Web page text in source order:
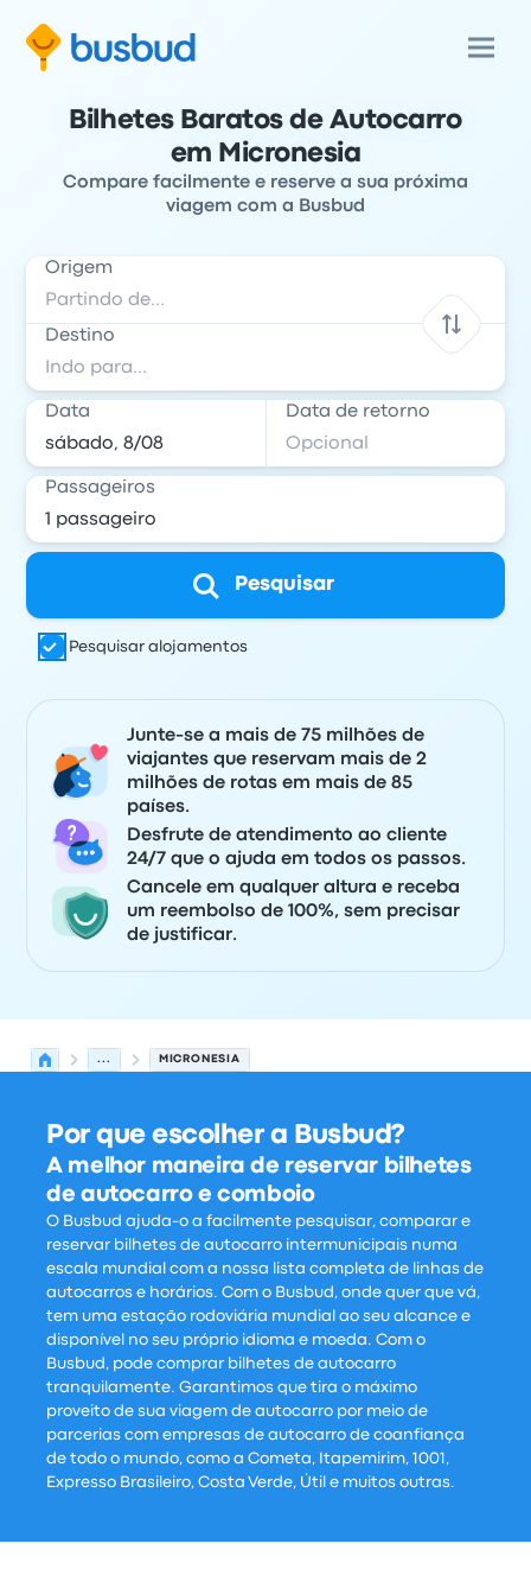
Bilhetes Baratos de Autocarro
em Micronesia
Compare facilmente e reserve a sua próxima
viagem com a Busbud
Origem
Destino
Data Data de retorno
Passageiros
Pesquisar
Pesquisar alojamentos
Junte-se a mais de 75 milhões de
viajantes que reservam mais de 2
milhões de rotas em mais de 85
países.
Desfrute de atendimento ao cliente
24/7 que o ajuda em todos os passos.
Cancele em qualquer altura e receba
um reembolso de 100%, sem precisar
de justificar.
... MICRONESIA
Por que escolher a Busbud?
A melhor maneira de reservar bilhetes
de autocarro e comboio
O Busbud ajuda-o a facilmente pesquisar, comparar e
reservar bilhetes de autocarro intermunicipais numa
escala mundial com a nossa lista completa de linhas de
autocarros e horários. Com o Busbud, onde quer que vá,
tem uma estação rodoviária mundial ao seu alcance e
disponível no seu próprio idioma e moeda. Com o
Busbud, pode comprar bilhetes de autocarro
tranquilamente. Garantimos que tira o máximo
proveito de sua viagem de autocarro por meio de
parcerias com empresas de autocarro de coanfiança
de todo o mundo, como a Cometa, Itapemirim, 1001,
Expresso Brasileiro, Costa Verde, Útil e muitos outras.